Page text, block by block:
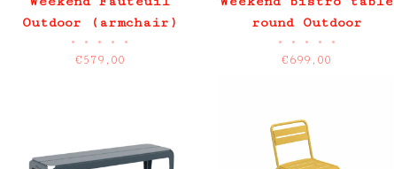
Outdoor (armchair)
• • • • •
€579,00
round Outdoor
• • • • •
€699,00